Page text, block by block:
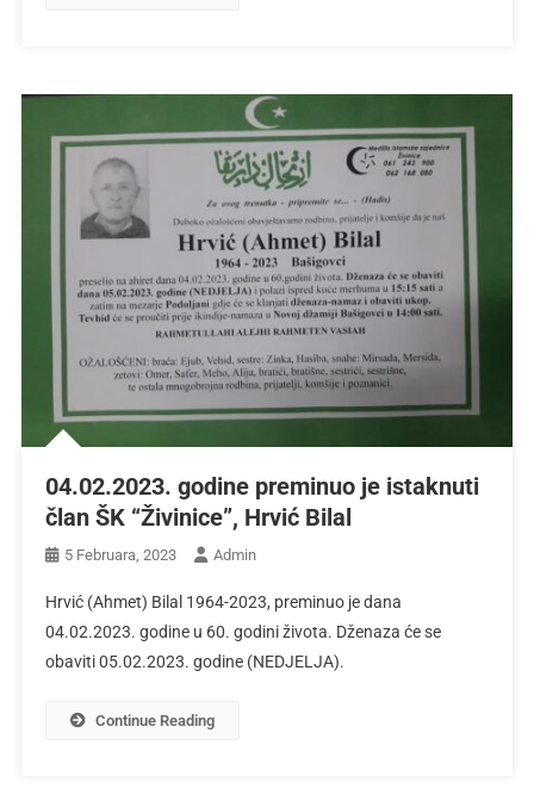
04.02.2023. godine preminuo je istaknuti
član ŠK “Živinice”, Hrvić Bilal
5 Februara, 2023 Admin
Hrvić (Ahmet) Bilal 1964-2023, preminuo je dana
04.02.2023. godine u 60. godini života. Dženaza će se
obaviti 05.02.2023. godine (NEDJELJA).
Continue Reading